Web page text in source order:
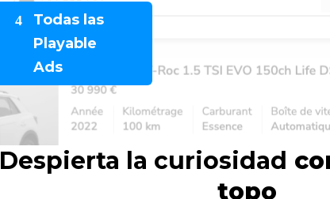
Todas las
Playable
Ads
Despierta la curiosidad
topo